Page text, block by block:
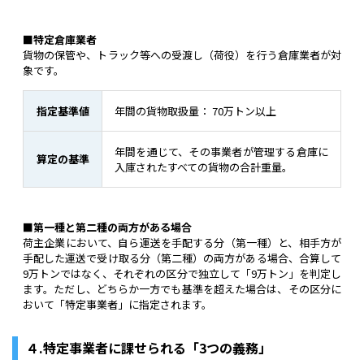
■特定倉庫業者
貨物の保管や、トラック等への受渡し（荷役）を行う倉庫業者が対
象です。
指定基準値 年間の貨物取扱量： 70万トン以上
算定の基準
年間を通じて、その事業者が管理する倉庫に
入庫されたすべての貨物の合計重量。
■第一種と第二種の両方がある場合
荷主企業において、自ら運送を手配する分（第一種）と、相手方が
手配した運送で受け取る分（第二種）の両方がある場合、合算して
9万トンではなく、それぞれの区分で独立して「9万トン」を判定し
ます。ただし、どちらか一方でも基準を超えた場合は、その区分に
おいて「特定事業者」に指定されます。
４.特定事業者に課せられる「3つの義務」